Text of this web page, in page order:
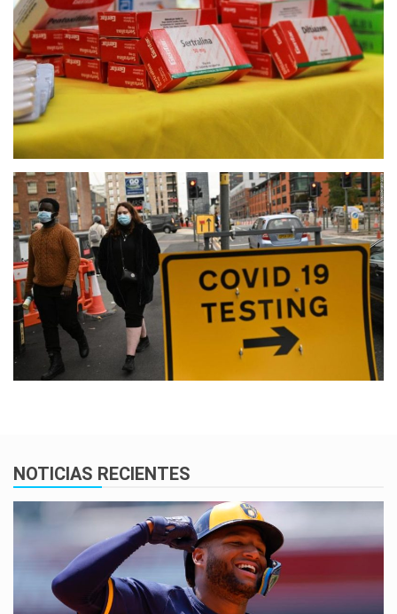
NOTICIAS RECIENTES